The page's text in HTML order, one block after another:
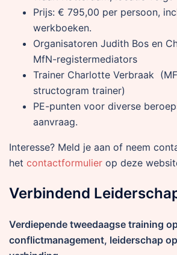
Prijs: € 795,00 per persoon,
werkboeken.
Organisatoren Judith Bos en
MfN-registermediators
Trainer Charlotte Verbraak
structogram trainer)
PE-punten voor diverse
aanvraag.
Interesse? Meld je aan of neem
het contactformulier op deze
Verbindend
Verdiepende tweedaagse training
conflictmanagement, leiderschap